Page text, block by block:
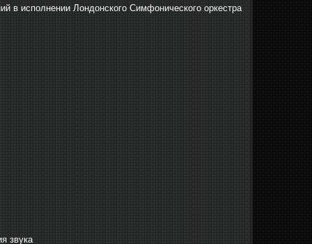
в исполнении Лондонского Симфонического оркестра
звука